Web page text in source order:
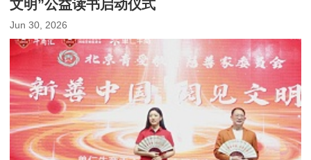
文明”公益读书启动仪式
Jun 30, 2026